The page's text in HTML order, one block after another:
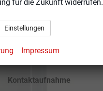
Kontaktaufnahme
für die Zukunft widerrufen.
Einstellungen
Impressum